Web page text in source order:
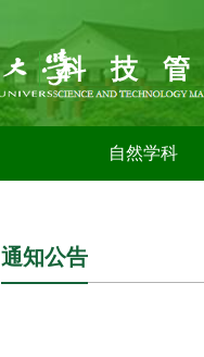
科技
自然学科
通知公告